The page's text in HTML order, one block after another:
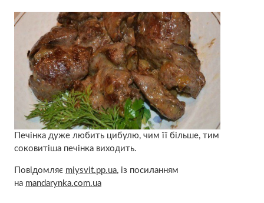
Печінка дуже любить цибулю, чим її більше, тим
соковитіша печінка виходить.
Повідомляє miysvit.pp.ua, із посиланням
на mandarynka.com.ua